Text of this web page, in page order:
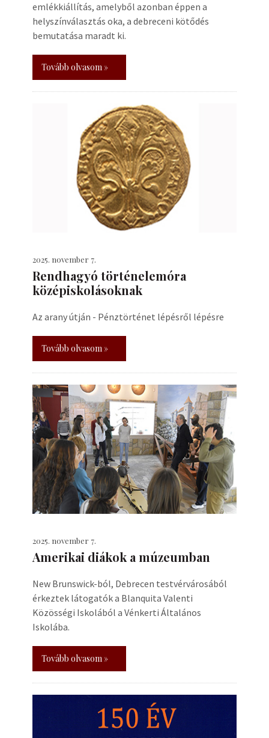
emlékkiállítás, amelyből azonban éppen a
helyszínválasztás oka, a debreceni kötődés
bemutatása maradt ki.
Tovább olvasom »
2025. november 7.
Rendhagyó történelemóra
középiskolásoknak
Az arany útján - Pénztörténet lépésről lépésre
Tovább olvasom »
2025. november 7.
Amerikai diákok a múzeumban
New Brunswick-ból, Debrecen testvérvárosából
érkeztek látogatók a Blanquita Valenti
Közösségi Iskolából a Vénkerti Általános
Iskolába.
Tovább olvasom »